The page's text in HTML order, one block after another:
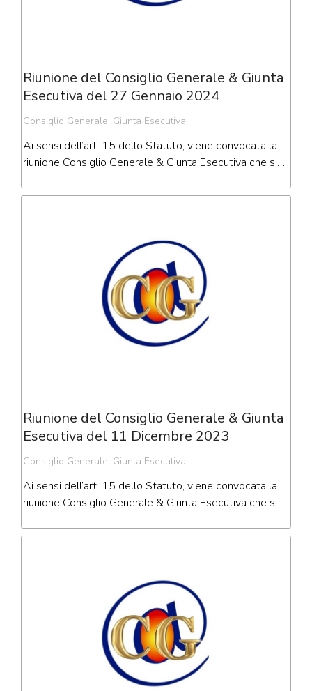
Riunione del Consiglio Generale & Giunta
Esecutiva del 27 Gennaio 2024
Consiglio Generale, Giunta Esecutiva
Ai sensi dell’art. 15 dello Statuto, viene convocata la
riunione Consiglio Generale & Giunta Esecutiva che si…
Riunione del Consiglio Generale & Giunta
Esecutiva del 11 Dicembre 2023
Consiglio Generale, Giunta Esecutiva
Ai sensi dell’art. 15 dello Statuto, viene convocata la
riunione Consiglio Generale & Giunta Esecutiva che si…